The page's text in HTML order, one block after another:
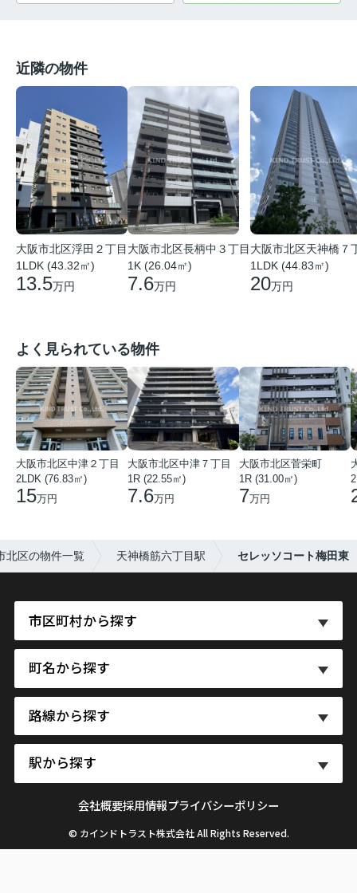
近隣の物件
大阪市北区浮田２丁目
1LDK (43.32㎡)
13.5万円
大阪市北区長柄中３丁目
1K (26.04㎡)
7.6万円
大阪市北区天神橋７
1LDK (44.83㎡)
20万円
よく見られている物件
大阪市北区中津２丁目
2LDK (76.83㎡)
15万円
大阪市北区中津７丁目
1R (22.55㎡)
7.6万円
大阪市北区菅栄町
1R (31.00㎡)
7万円
北区の物件一覧 天神橋筋六丁目駅 セレッソコート梅田東
市区町村から探す
町名から探す
路線から探す
駅から探す
会社概要採用情報プライバシーポリシー
© カインドトラスト株式会社 All Rights Reserved.